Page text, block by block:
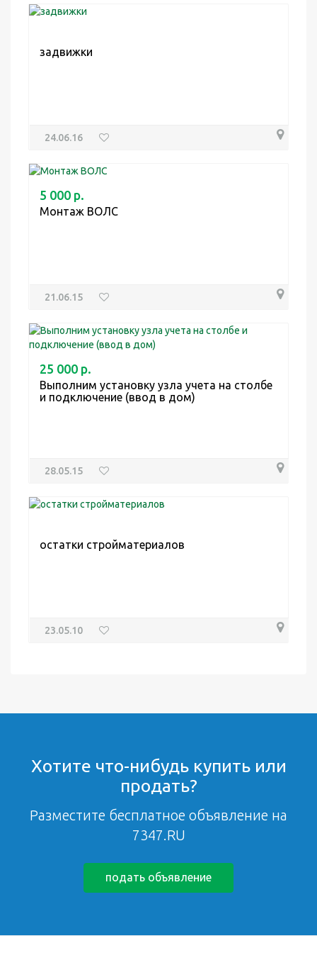
задвижки
24.06.16
5 000 р.
Монтаж ВОЛС
21.06.15
25 000 р.
Выполним установку узла учета на столбе
и подключение (ввод в дом)
28.05.15
остатки стройматериалов
23.05.10
Хотите что-нибудь купить или
продать?
Разместите бесплатное объявление на
7347.RU
подать объявление